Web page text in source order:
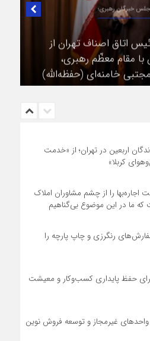
خبرگان رهبری؛
اتاق اصناف تهران از
با مقام معظّم رهبری،
خامنه‌ای (حفظه‌الله)
اربعین در تهران؛ از «خدمت
کربلا»
اجاره‌بها را از چشم مشاوران املاک
که ما در این موضوع بی‌گناهیم
رنگرزی و چاپ پارچه را
برای حفظ پایداری کسب‌وکار و معیشت
غیرمجاز و توسعه فروش نوین،